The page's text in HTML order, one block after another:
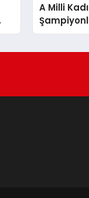
A Milli
Döndü